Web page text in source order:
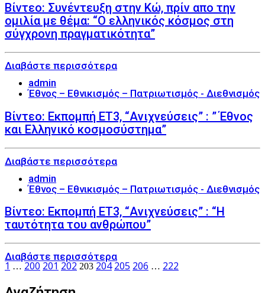
Βίντεο: Συνέντευξη στην Κώ, πρίν απο την
ομιλία με θέμα: “Ο ελληνικός κόσμος στη
σύγχρονη πραγματικότητα”
admin
Έθνος – Εθνικισμός – Πατριωτισμός - Διεθνισμός
Βίντεο: Εκπομπή ΕΤ3, “Ανιχνεύσεις” : ” Έθνος
και Ελληνικό κοσμοσύστημα”
admin
Έθνος – Εθνικισμός – Πατριωτισμός - Διεθνισμός
Βίντεο: Εκπομπή ΕΤ3, “Ανιχνεύσεις” : “Η
ταυτότητα του ανθρώπου”
1 … 200 201 202 203 204 205 206 … 222